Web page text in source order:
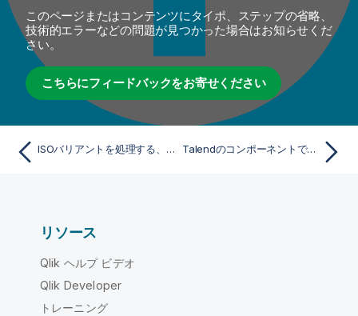
このページまたはコンテンツにタイポ、ステップの省略、
技術的エラーなどの問題が見つかった場合はお知らせくだ
さい。
こちらにフィードバックをお寄せください
ISOバリアントを処理する、またはISO値を多言語テキストから取得 Talendのコンポーネントでサポートされているデータベースまたはビジネスシステム
リソース
Qlik ヘルプ ビデオ
Qlik Developer
トレーニング